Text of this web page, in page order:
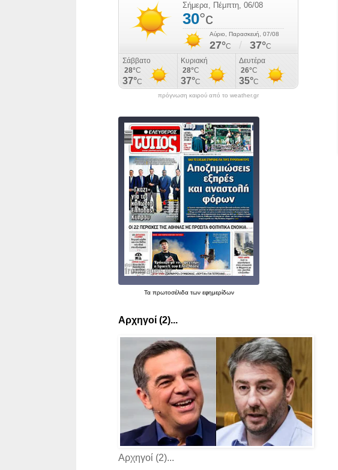
πρόγνωση καιρού από το weather.gr
Τα πρωτοσέλιδατων εφημερίδων
Αρχηγοί (2)...
Αρχηγοί (2)...